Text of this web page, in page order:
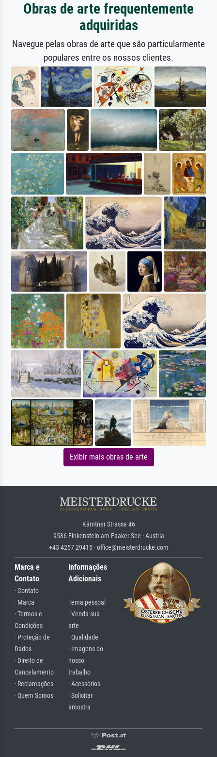
Obras de arte frequentemente
adquiridas
Navegue pelas obras de arte que são particularmente
populares entre os nossos clientes.
Exibir mais obras de arte
Kärntner Strasse 46
9586 Finkenstein am Faaker See · Austria
+43 4257 29415 · office@meisterdrucke.com
Marca e
Contato
· Contato
· Marca
· Termos e
Condições
· Proteção de
Dados
· Direito de
Cancelamento
· Reclamações
· Quem Somos
Informações
Adicionais
·
Tema pessoal
· Venda sua
arte
· Qualidade
· Imagens do
nosso
trabalho
· Acessórios
· Solicitar
amostra